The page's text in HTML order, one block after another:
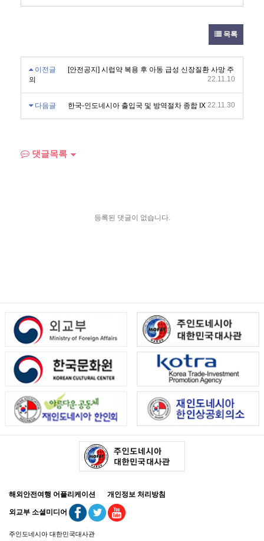
목록
이전글
[안전공지] 시럽약 복용 후 아동 급성 신장질환 사망 주
의
22.11.10
다음글 한국-인도네시아 출입국 및 방역절차 종합 IX 22.11.30
댓글목록
등록된 댓글이 없습니다.
해외안전여행 어플리케이션 개인정보 처리방침
외교부 소셜미디어
주인도네시아 대한민국대사관